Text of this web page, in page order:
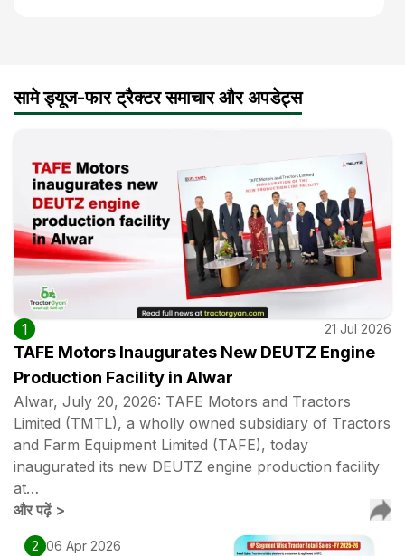
Same deutz fahr Agrolux 80 4WD
25 Jul 2023
सामे ड्यूज-फार ट्रैक्टर समाचार और अपडेट्स
1 21 Jul 2026
TAFE Motors Inaugurates New DEUTZ Engine
Production Facility in Alwar
Alwar, July 20, 2026: TAFE Motors and Tractors
Limited (TMTL), a wholly owned subsidiary of Tractors
and Farm Equipment Limited (TAFE), today
inaugurated its new DEUTZ engine production facility
at…
और पढ़ें>
2 06 Apr 2026